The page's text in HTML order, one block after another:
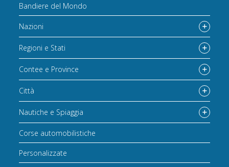
Bandiere del Mondo
Nazioni
Regioni e Stati
Contee e Province
Città
Nautiche e Spiaggia
Corse automobilistiche
Personalizzate